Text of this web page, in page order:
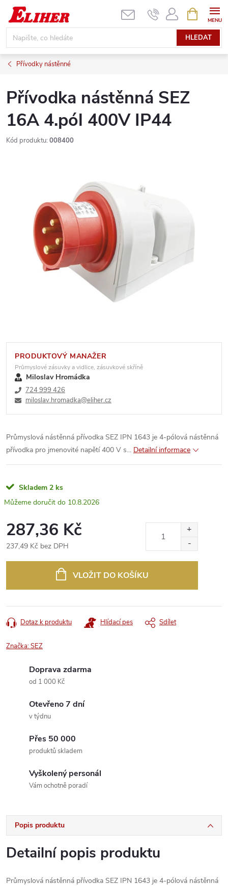
Přejít
obsah
HLEDAT
NÁKUPNÍ
KOŠÍK
Přívodky nástěnné
Přívodka nástěnná SEZ
16A 4.pól 400V IP44
Kód produktu: 008400
PRODUKTOVÝ MANAŽER
Průmyslové zásuvky a vidlice, zásuvkové skříně
Miloslav Hromádka
724 999 426
miloslav.hromadka@eliher.cz
Průmyslová nástěnná přívodka SEZ IPN 1643 je 4-pólová nástěnná
přívodka pro jmenovité napětí 400 V s... Detailní informace
Skladem 2 ks
10.8.2026
287,36 Kč
237,49 Kč bez DPH
VLOŽIT DO KOŠÍKU
Dotaz k produktu Hlídací pes Sdílet
Značka:SEZ
Doprava zdarma
od 1 000 Kč
Otevřeno 7 dní
v týdnu
Přes 50 000
produktů skladem
Vyškolený personál
Vám ochotně poradí
Popis produktu
Detailní popis produktu
Průmyslová nástěnná přívodka SEZ IPN 1643 je 4-pólová nástěnná